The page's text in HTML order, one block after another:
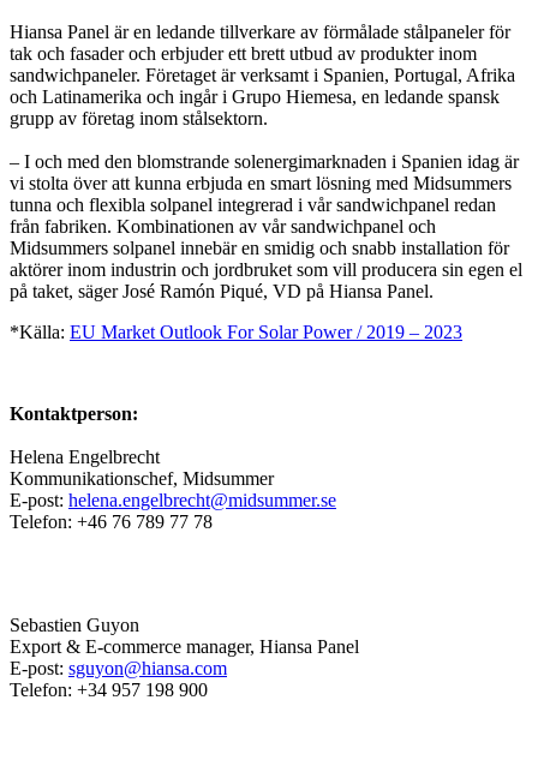
Hiansa Panel är en ledande tillverkare av förmålade stålpaneler för
tak och fasader och erbjuder ett brett utbud av produkter inom
sandwichpaneler. Företaget är verksamt i Spanien, Portugal, Afrika
och Latinamerika och ingår i Grupo Hiemesa, en ledande spansk
grupp av företag inom stålsektorn.
– I och med den blomstrande solenergimarknaden i Spanien idag är
vi stolta över att kunna erbjuda en smart lösning med Midsummers
tunna och flexibla solpanel integrerad i vår sandwichpanel redan
från fabriken. Kombinationen av vår sandwichpanel och
Midsummers solpanel innebär en smidig och snabb installation för
aktörer inom industrin och jordbruket som vill producera sin egen el
på taket, säger José Ramón Piqué, VD på Hiansa Panel.
*Källa: EU Market Outlook For Solar Power / 2019 – 2023
Kontaktperson:
Helena Engelbrecht
Kommunikationschef, Midsummer
E-post: helena.engelbrecht@midsummer.se
Telefon: +46 76 789 77 78
Sebastien Guyon
Export & E-commerce manager, Hiansa Panel
E-post: sguyon@hiansa.com
Telefon: +34 957 198 900